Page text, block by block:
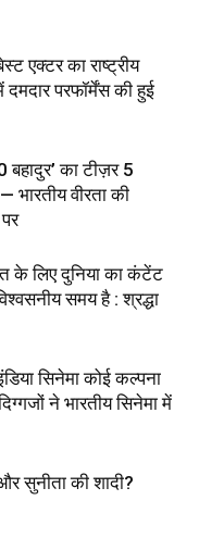
एक्टर का राष्ट्रीय
परफॉर्मेंस की हुई
का टीज़र 5
भारतीय वीरता की
के लिए दुनिया का कंटेंट
समय है : श्रद्धा
सिनेमा कोई कल्पना
ने भारतीय सिनेमा में
सुनीता की शादी?